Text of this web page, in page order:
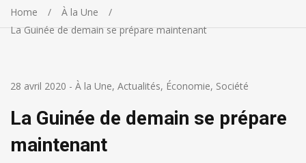
Home
À la Une
La Guinée de demain se prépare maintenant
28 avril 2020 - À la Une, Actualités, Économie, Société
La Guinée de demain se prépare
maintenant